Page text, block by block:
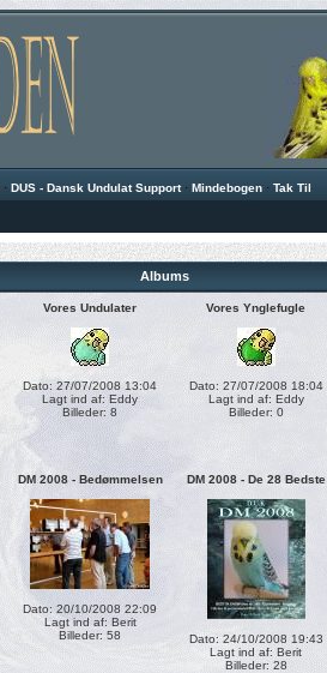
· DUS - Dansk Undulat Support · Mindebogen · Tak Til
Albums
Vores Undulater
Dato: 27/07/2008 13:04
Lagt ind af: Eddy
Billeder: 8
Vores Ynglefugle
Dato: 27/07/2008 18:04
Lagt ind af: Eddy
Billeder: 0
DM 2008 - Bedømmelsen
Dato: 20/10/2008 22:09
Lagt ind af: Berit
Billeder: 58
DM 2008 - De 28 Bedste
Dato: 24/10/2008 19:43
Lagt ind af: Berit
Billeder: 28